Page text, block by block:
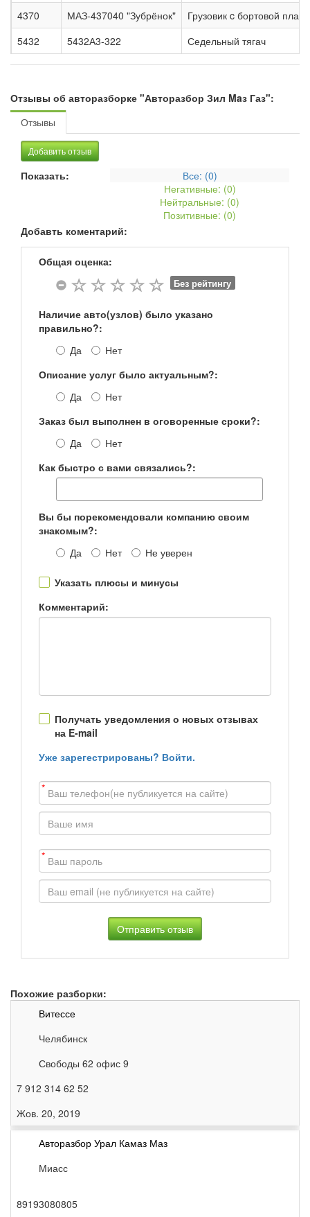
4370
МАЗ-437040 "Зубрёнок"
Грузовик c бортовой
5432
5432А3-322 Седельный тягач
Отзывы об авторазборке "Авторазбор Зил Maз Газ":
Отзывы
Добавить отзыв
Показать: Все: (0)
Негативные: (0)
Нейтральные: (0)
Позитивные: (0)
Добавть коментарий:
Общая оценка:
Без рейтингу
Наличие авто(узлов) было указано
правильно?:
Да
Нет
Описание услуг было актуальным?:
Да
Нет
Заказ был выполнен в оговоренные сроки?:
Да
Нет
Как быстро с вами связались?:
Вы бы порекомендовали компанию своим
знакомым?:
Да
Нет Не уверен
Указать плюсы и минусы
Комментарий:
Получать уведомления о новых отзывах
на E-mail
Уже зарегестрированы? Войти.
*
*
Похожие разборки:
Витессе
Челябинск
Свободы 62 офис 9
7 912 314 62 52
Жов. 20, 2019
Авторазбор Урал Камаз Маз
Миасс
89193080805